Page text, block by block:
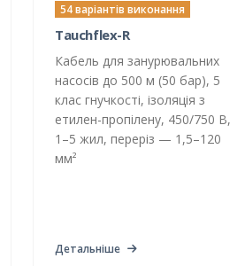
54 варіантів виконання
Tauchflex-R
Кабель для занурювальних
насосів до 500 м (50 бар), 5
клас гнучкості, ізоляція з
етилен-пропілену, 450/750 В,
1–5 жил, переріз — 1,5–120
мм²
Детальніше